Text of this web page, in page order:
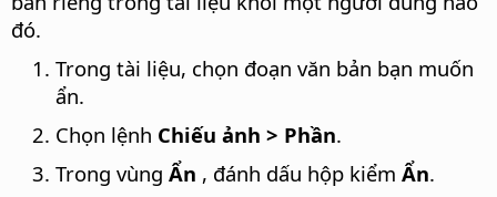
đó.
Trong tài liệu, chọn đoạn văn bản bạn muốn
ẩn.
Chọn lệnh Chiếu ảnh > Phần.
Trong vùng Ẩn , đánh dấu hộp kiểm Ẩn.